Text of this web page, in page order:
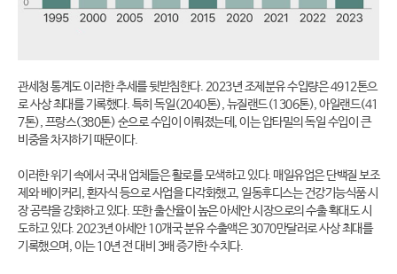
관세청 통계도 이러한 추세를 뒷받침한다. 2023년 조제분유 수입량은 4912톤으
로 사상 최대를 기록했다. 특히 독일(2040톤), 뉴질랜드(1306톤), 아일랜드(41
7톤), 프랑스(380톤) 순으로 수입이 이뤄졌는데, 이는 압타밀의 독일 수입이 큰
비중을 차지하기 때문이다.
이러한 위기 속에서 국내 업체들은 활로를 모색하고 있다. 매일유업은 단백질 보조
제와 베이커리, 환자식 등으로 사업을 다각화했고, 일동후디스는 건강기능식품 시
장 공략을 강화하고 있다. 또한 출산율이 높은 아세안 시장으로의 수출 확대도 시
도하고 있다. 2023년 아세안 10개국 분유 수출액은 3070만달러로 사상 최대를
기록했으며, 이는 10년 전 대비 3배 증가한 수치다.